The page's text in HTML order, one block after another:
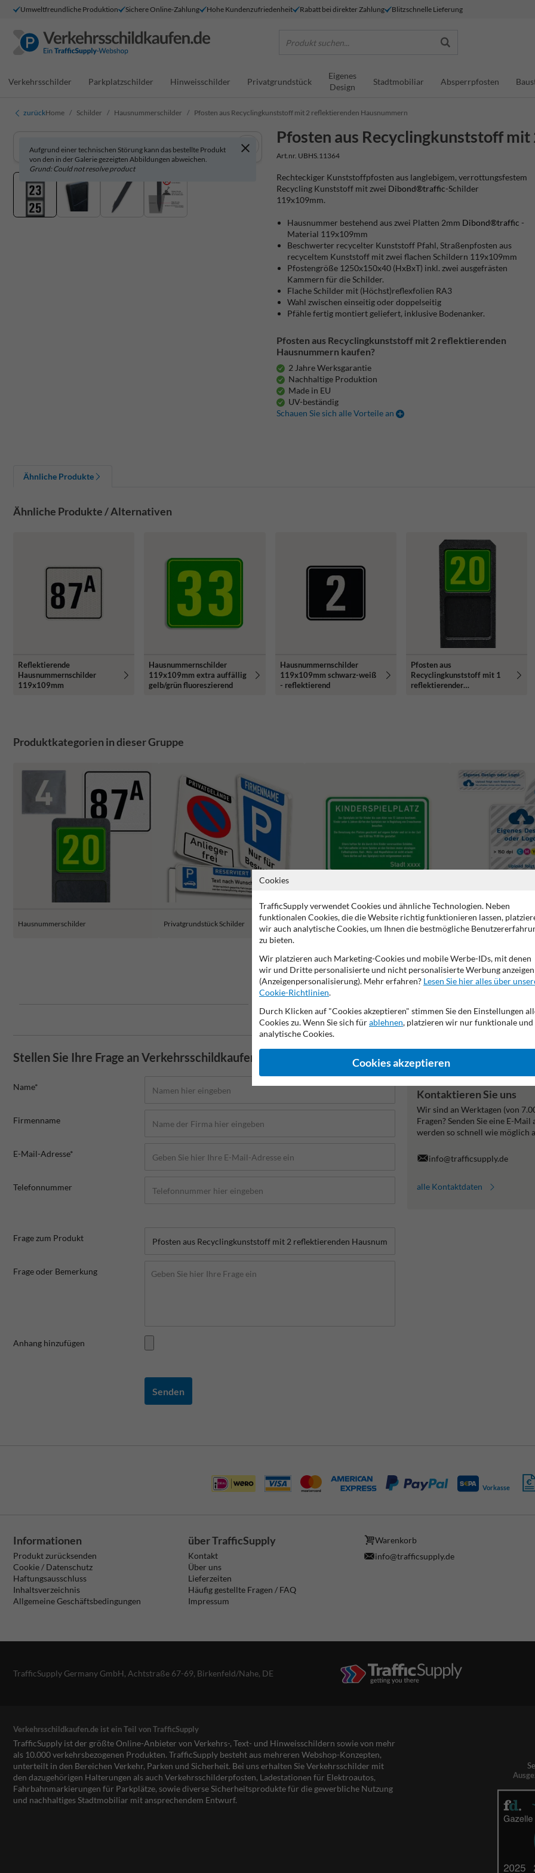
Umweltfreundliche Produktion Sichere Online-Zahlung Hohe Kundenzufriedenheit Rabatt bei direkter Zahlung Blitzschnelle Lieferung
Produkt suchen...
Verkehrsschilder Parkplatzschilder Hinweisschilder Privatgrundstück
Eigenes
Design
Stadtmobiliar Absperrpfosten
zurückHome Schilder Hausnummerschilder Pfosten aus Recyclingkunststoff mit 2 reflektierenden Hausnummern
Pfosten aus Recyclingkunststoff
Art.nr. UBHS.11364
Aufgrund einer technischen Störung kann das bestellte Produkt
von den in der Galerie gezeigten Abbildungen abweichen.
Grund: Could not resolve product
Rechteckiger Kunststoffpfosten aus langlebigem, verrottungsfestem
Recycling Kunststoff mit zwei Dibond®traffic-Schilder
119x109mm.
Hausnummer bestehend aus zwei Platten 2mm Dibond®traffic-
Material 119x109mm
Beschwerter recycelter Kunststoff Pfahl, Straßenpfosten aus
recyceltem Kunststoff mit zwei flachen Schildern 119x109mm
Pfostengröße 1250x150x40 (HxBxT) inkl. zwei ausgefrästen
Kammern für die Schilder.
Flache Schilder mit (Höchst)reflexfolien RA3
Wahl zwischen einseitig oder doppelseitig
Pfähle fertig montiert geliefert, inklusive Bodenanker.
Pfosten aus Recyclingkunststoff mit 2 reflektierenden
Hausnummern kaufen?
2 Jahre Werksgarantie
Nachhaltige Produktion
Made in EU
UV-beständig
Schauen Sie sich alle Vorteile an
Ähnliche Produkte
Ähnliche Produkte / Alternativen
Reflektierende
Hausnummernschilder
119x109mm
Hausnummernschilder
119x109mm extra auffällig
gelb/grün fluoreszierend
Hausnummernschilder
119x109mm schwarz-weiß
- reflektierend
Pfosten aus
Recyclingkunststoff mit 1
reflektierender
Produktkategorien in dieser Gruppe
Hausnummerschilder Privatgrundstück Schilder Spielplatzschilder Schilder mit eigenem
Stellen Sie Ihre Frage an Verkehrsschildkaufen.de
Name*
Firmenname
E-Mail-Adresse*
Telefonnummer
Frage zum Produkt
Frage oder Bemerkung
Anhang hinzufügen
Senden
Kontaktieren Sie uns
Wir sind an Werktagen (von
Fragen? Senden Sie eine E-Mail
werden so schnell wie möglich
info@trafficsupply.de
alle Kontaktdaten
Vorkasse
Informationen
Produkt zurücksenden
Cookie / Datenschutz
Haftungsausschluss
Inhaltsverzeichnis
Allgemeine Geschäftsbedingungen
über TrafficSupply
Kontakt
Über uns
Lieferzeiten
Häufig gestellte Fragen / FAQ
Impressum
Warenkorb
info@trafficsupply.de
TrafficSupply Germany GmbH, Achtstraße 67-69, Birkenfeld/Nahe, DE
Verkehrsschildkaufen.de ist ein Teil von TrafficSupply
TrafficSupply ist der größte Online-Anbieter von Verkehrs-, Text- und Hinweisschildern sowie von mehr
als 10.000 verkehrsbezogenen Produkten. TrafficSupply besteht aus mehreren Webshop-Konzepten,
unterteilt in den Bereichen Verkehr, Parken und Sicherheit. Bei uns erhalten Sie Verkehrsschilder mit
den dazugehörigen Halterungen als auch Verkehrsschilderpfosten, Ladestationen für Elektroautos,
Fahrbahnmarkierungen für Parkplätze, sowie diverse Sicherheitsprodukte für die gewerbliche Nutzung
und nachhaltiges Stadtmobiliar mit ansprechendem Entwurf.
Cookies
TrafficSupply verwendet Cookies und ähnliche Technologien. Neben
funktionalen Cookies, die die Website richtig funktionieren lassen,
wir auch analytische Cookies, um Ihnen die bestmögliche
zu bieten.
Wir platzieren auch Marketing-Cookies und mobile Werbe-IDs, mit denen
wir und Dritte personalisierte und nicht personalisierte Werbung anzeigen
(Anzeigenpersonalisierung). Mehr erfahren? Lesen Sie hier alles über
Cookie-Richtlinien.
Durch Klicken auf "Cookies akzeptieren" stimmen Sie den Einstellungen
Cookies zu. Wenn Sie sich fürablehnen, platzieren wir nur funktionale und
analytische Cookies.
Cookies akzeptieren